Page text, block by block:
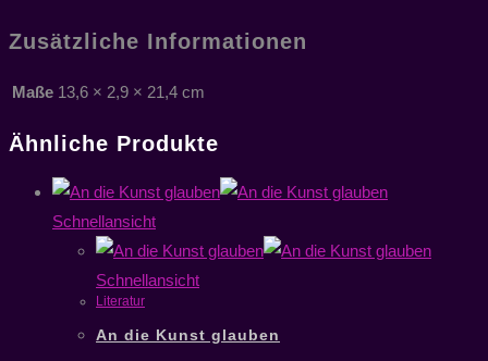
Zusätzliche Informationen
Maße 13,6 × 2,9 × 21,4 cm
Ähnliche Produkte
Schnellansicht
Schnellansicht
Literatur
An die Kunst glauben